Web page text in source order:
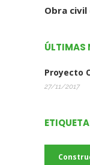
Obra civil
ÚLTIMAS
Proyecto
27/11/2017